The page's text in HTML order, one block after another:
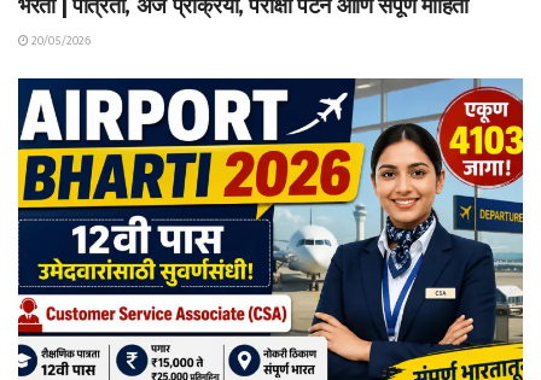
भरती | पात्रता, अर्ज प्रक्रिया, परीक्षा पॅटर्न आणि संपूर्ण माहिती
20/05/2026